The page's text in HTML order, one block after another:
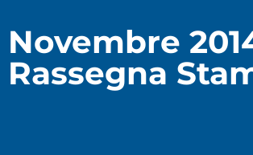
Novembre
Rassegna